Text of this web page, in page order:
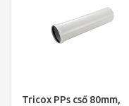
Tricox PPs cső 80mm,